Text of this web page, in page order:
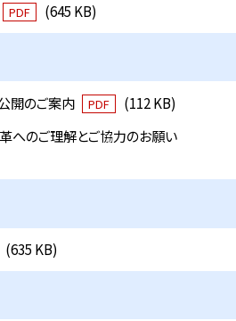
PDF (645 KB)
開のご案内 PDF
(112 KB)
へのご理解とご協力のお願い
(635 KB)